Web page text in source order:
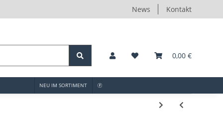
News Kontakt
0,00 €
NEU IM SORTIMENT